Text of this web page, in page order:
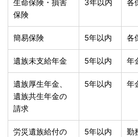
生命保険・損害
保険
3年以内 各
簡易保険 5年以内 各
遺族未支給年金 5年以内 年
遺族厚生年金、
遺族共生年金の
請求
5年以内 年
労災遺族給付の
5年以内
勤